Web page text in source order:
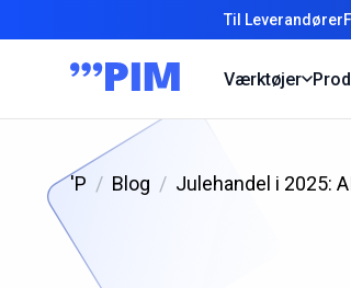
Til Leverandører
Værktøjer
'P Blog Julehandel i 2025: